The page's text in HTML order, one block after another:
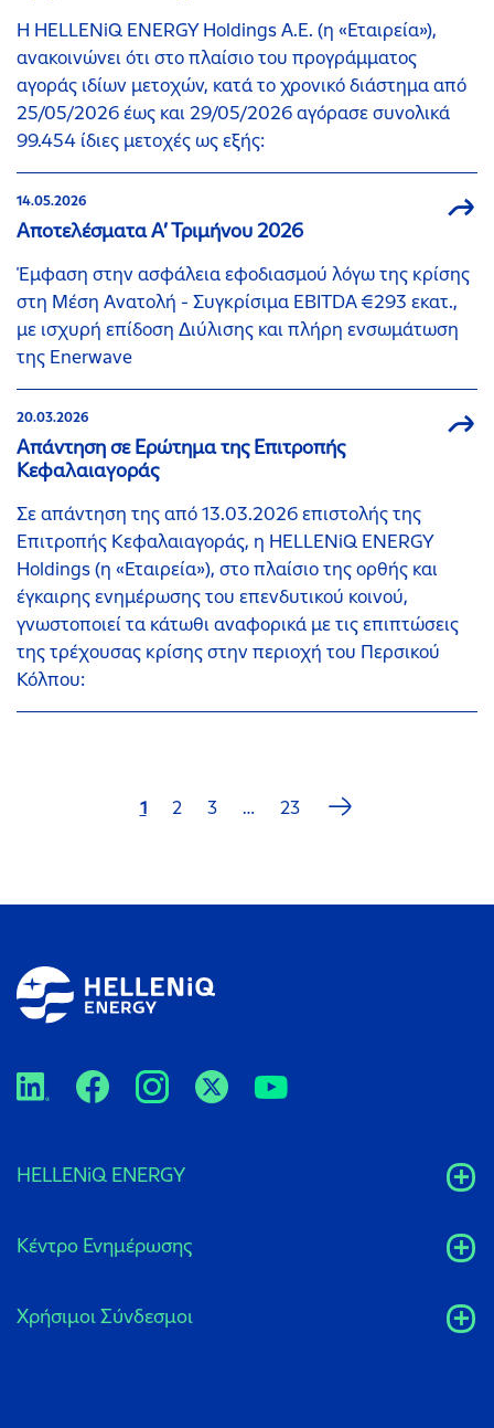
H HELLENiQ ENERGY Holdings Α.Ε. (η «Εταιρεία»),
ανακοινώνει ότι στο πλαίσιο του προγράμματος
αγοράς ιδίων μετοχών, κατά το χρονικό διάστημα από
25/05/2026 έως και 29/05/2026 αγόρασε συνολικά
99.454 ίδιες μετοχές ως εξής:
14.05.2026
Αποτελέσματα Α’ Τριμήνου 2026
Έμφαση στην ασφάλεια εφοδιασμού λόγω της κρίσης
στη Μέση Ανατολή - Συγκρίσιμα EBITDA €293 εκατ.,
με ισχυρή επίδοση Διύλισης και πλήρη ενσωμάτωση
της Enerwave
20.03.2026
Απάντηση σε Ερώτημα της Επιτροπής
Κεφαλαιαγοράς
Σε απάντηση της από 13.03.2026 επιστολής της
Επιτροπής Κεφαλαιαγοράς, η HELLENiQ ENERGY
Holdings (η «Εταιρεία»), στο πλαίσιο της ορθής και
έγκαιρης ενημέρωσης του επενδυτικού κοινού,
γνωστοποιεί τα κάτωθι αναφορικά με τις επιπτώσεις
της τρέχουσας κρίσης στην περιοχή του Περσικού
Κόλπου:
1 2 3 … 23Last
HELLENiQ ENERGY
Κέντρο Ενημέρωσης
Xρήσιμοι Σύνδεσμοι